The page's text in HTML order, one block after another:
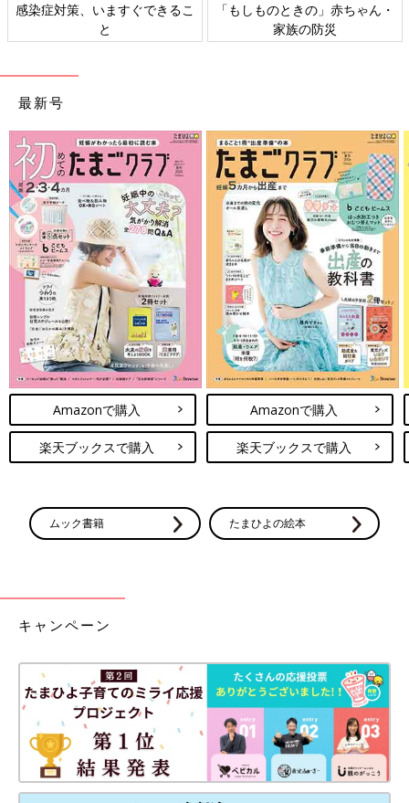
感染症対策、いますぐできるこ
と
「もしものときの」赤ちゃん・
家族の防災
最新号
Amazonで購入
楽天ブックスで購入
Amazonで購入
楽天ブックスで購入
ムック書籍 たまひよの絵本
キャンペーン